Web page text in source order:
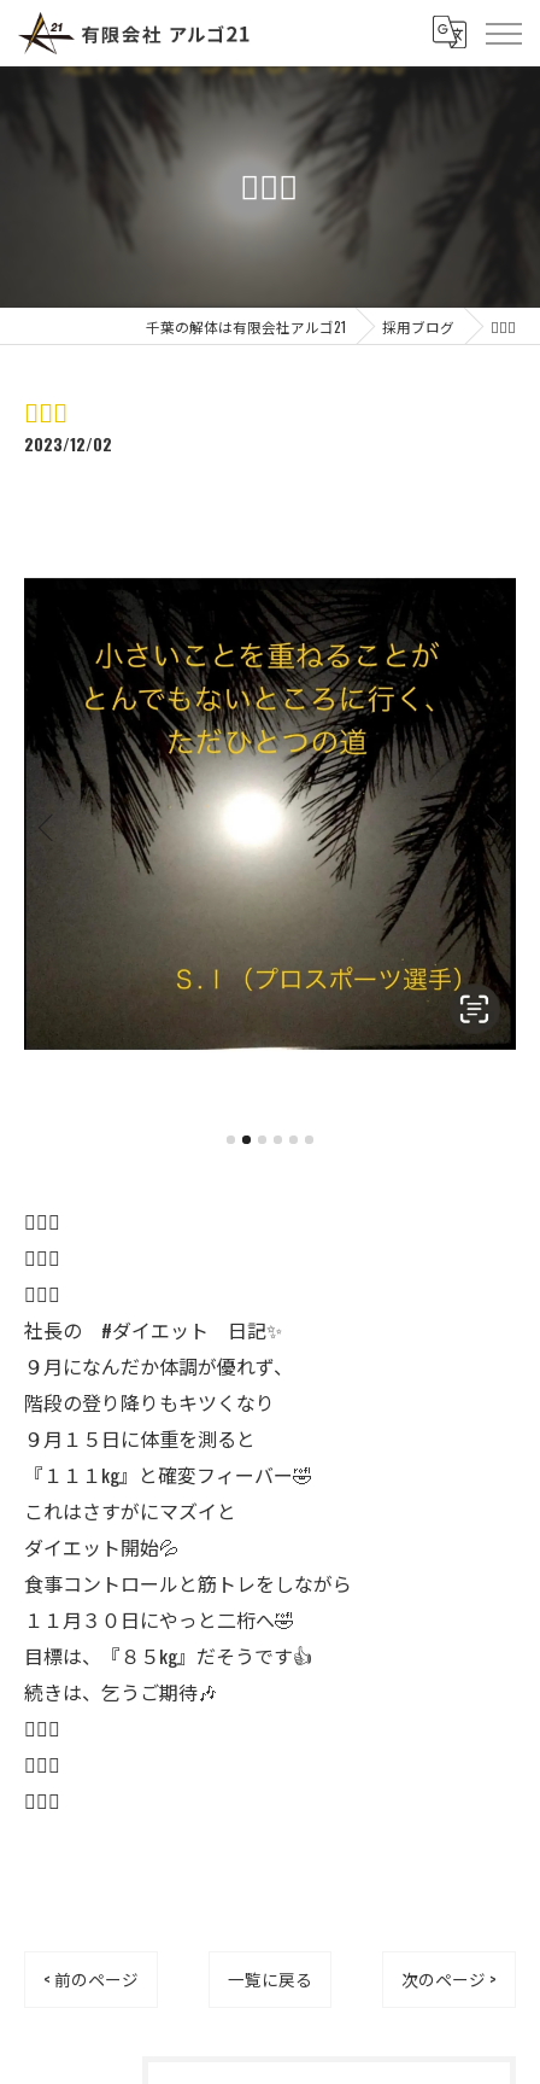
🏋🏼‍♂️
千葉の解体は有限会社アルゴ21 採用ブログ 🏋🏼‍♂️
🏋🏼‍♂️
2023/12/02
🏋🏼‍♂️
🏋🏼‍♂️
🏋🏼‍♂️
社長の #ダイエット 日記✨
９月になんだか体調が優れず、
階段の登り降りもキツくなり
９月１５日に体重を測ると
『１１１kg』と確変フィーバー🤣
これはさすがにマズイと
ダイエット開始💦
食事コントロールと筋トレをしながら
１１月３０日にやっと二桁へ🤣
目標は、『８５kg』だそうです👍
続きは、乞うご期待🎶
🏋🏼‍♂️
🏋🏼‍♂️
🏋🏼‍♂️
< 前のページ 一覧に戻る 次のページ >